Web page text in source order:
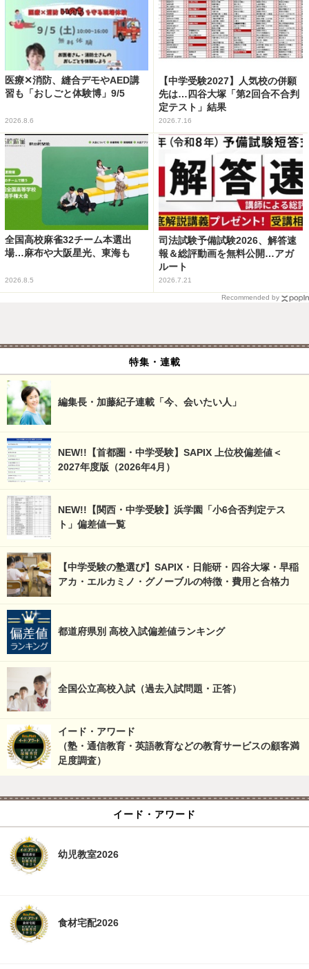
医療✕消防、縫合デモやAED講
習も「おしごと体験博」9/5
2026.8.6
【中学受験2027】人気校の併願
先は…四谷大塚「第2回合不合判
定テスト」結果
2026.7.16
全国高校麻雀32チーム本選出
場…麻布や大阪星光、東海も
2026.8.5
司法試験予備試験2026、解答速
報＆総評動画を無料公開…アガ
ルート
2026.7.21
Recommended by
特集・連載
編集長・加藤紀子連載「今、会いたい人」
NEW!!【首都圏・中学受験】SAPIX 上位校偏差値＜
2027年度版（2026年4月）
NEW!!【関西・中学受験】浜学園「小6合否判定テス
ト」偏差値一覧
【中学受験の塾選び】SAPIX・日能研・四谷大塚・早稲
アカ・エルカミノ・グノーブルの特徴・費用と合格力
都道府県別 高校入試偏差値ランキング
全国公立高校入試（過去入試問題・正答）
イード・アワード
（塾・通信教育・英語教育などの教育サービスの顧客満
足度調査）
イード・アワード
幼児教室2026
食材宅配2026